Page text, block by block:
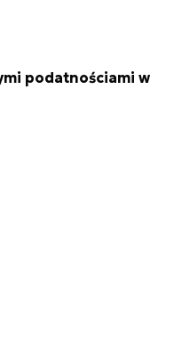
podatnościami w